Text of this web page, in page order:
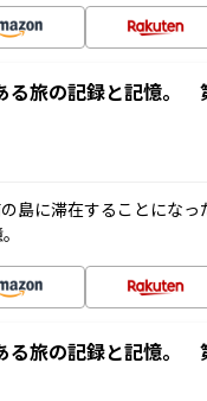
る旅の記録と記憶。
島に滞在することにな
る旅の記録と記憶。